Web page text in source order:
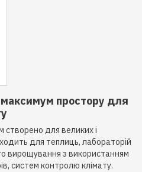
простору для
створено для великих і
для теплиць, лабораторій
вирощування з використанням
систем контролю клімату.